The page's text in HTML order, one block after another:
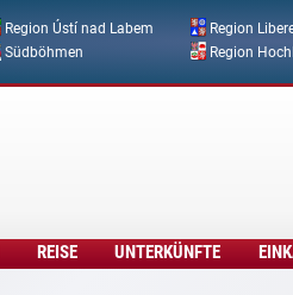
Direkt zum
Region Ústí nad Labem Region
Südböhmen Region
REISE UNTERKÜNFTE